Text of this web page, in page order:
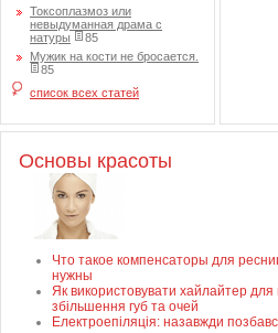
Токсоплазмоз или
невыдуманная драма с
натуры
85
Мужик на кости не бросается.
85
список всех статей
Основы красоты
Что такое компенсаторы для
нужны
Як використовувати хайлайтер для
збільшення губ та очей
Електроепіляція: назавжди